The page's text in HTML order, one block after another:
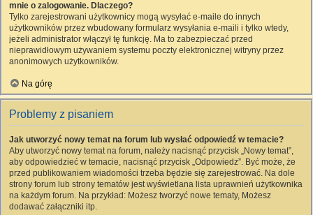
mnie o zalogowanie. Dlaczego?
Tylko zarejestrowani użytkownicy mogą wysyłać e-maile do innych
użytkowników przez wbudowany formularz wysyłania e-maili i tylko wtedy,
jeżeli administrator włączył tę funkcję. Ma to zabezpieczać przed
nieprawidłowym używaniem systemu poczty elektronicznej witryny przez
anonimowych użytkowników.
Na górę
Problemy z pisaniem
Jak utworzyć nowy temat na forum lub wysłać odpowiedź w temacie?
Aby utworzyć nowy temat na forum, należy nacisnąć przycisk „Nowy temat”,
aby odpowiedzieć w temacie, nacisnąć przycisk „Odpowiedz”. Być może, że
przed publikowaniem wiadomości trzeba będzie się zarejestrować. Na dole
strony forum lub strony tematów jest wyświetlana lista uprawnień użytkownika
na każdym forum. Na przykład: Możesz tworzyć nowe tematy, Możesz
dodawać załączniki itp.